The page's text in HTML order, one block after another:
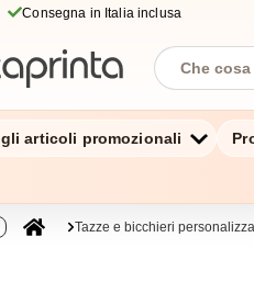
Consegna in Italia inclusa
articoli promozionali
Tazze e bicchieri